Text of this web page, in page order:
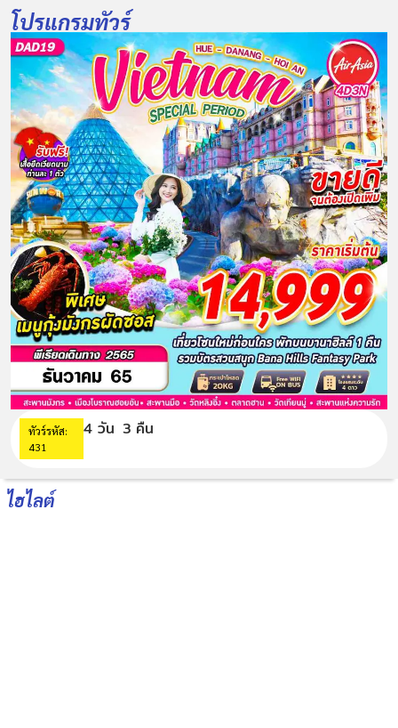
โปรแกรมทัวร์
ทัวร์รหัส:
431
4 วัน 3 คืน
ไฮไลต์